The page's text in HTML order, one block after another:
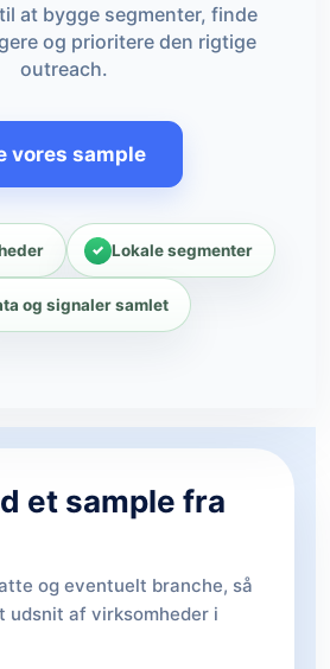
at bygge segmenter, finde
og prioritere den rigtige
outreach.
vores sample
Lokale segmenter
og signaler samlet
et sample fra
og eventuelt branche, så
udsnit af virksomheder i